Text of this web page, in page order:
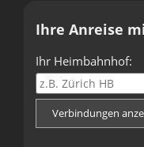
Ihre Anreise
Ihr Heimbahnhof:
Verbindungen